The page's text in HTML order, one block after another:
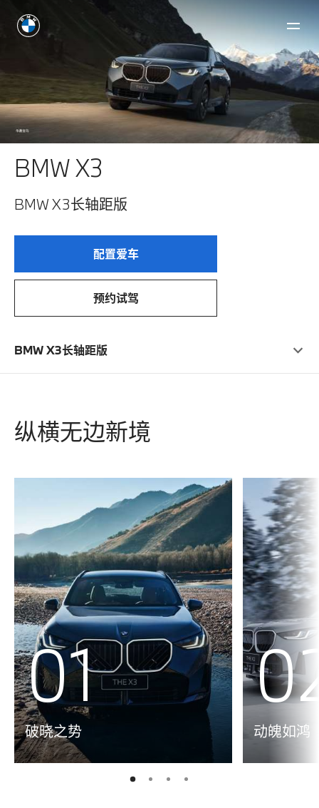
BMW X3
BMW X3长轴距版
配置爱车
预约试驾
BMW X3长轴距版
纵横无边新境
01
破晓之势 动魄如鸿
1 2 3 4